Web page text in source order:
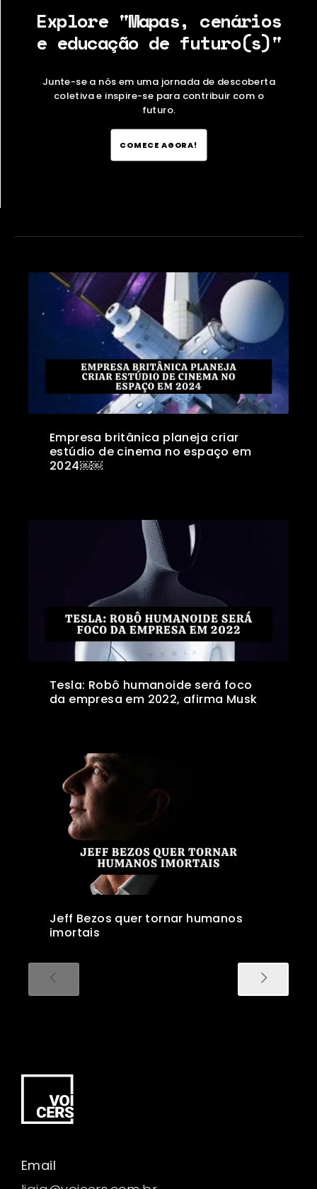
Explore "Mapas, cenários
e educação de futuro(s)"
Junte-se a nós em uma jornada de descoberta
coletiva e inspire-se para contribuir com o
futuro.
COMECE AGORA!
Empresa britânica planeja criar
estúdio de cinema no espaço em
2024￼￼
Tesla: Robô humanoide será foco
da empresa em 2022, afirma Musk
Jeff Bezos quer tornar humanos
imortais
Email